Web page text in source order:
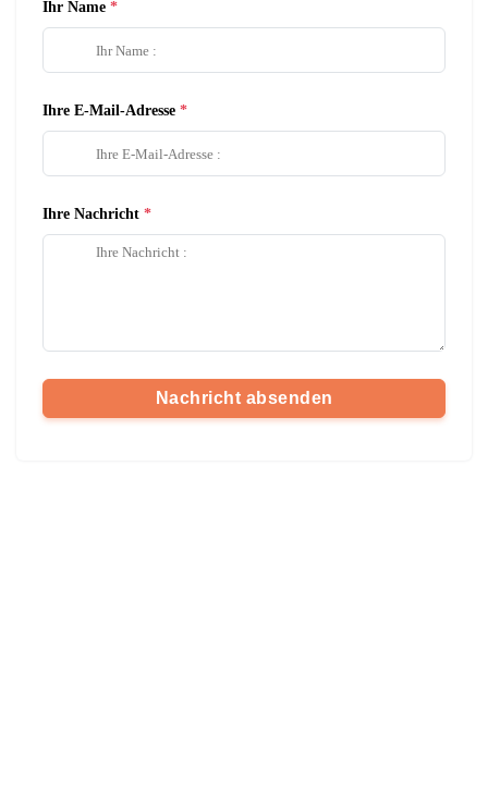
Ihr Name
Ihre E-Mail-Adresse
Ihre Nachricht
Nachricht absenden